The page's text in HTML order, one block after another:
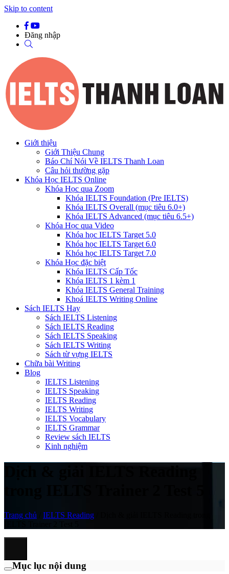
Skip to content
Đăng nhập
Giới thiệu
Giới Thiệu Chung
Báo Chí Nói Về IELTS Thanh Loan
Câu hỏi thường gặp
Khóa Học IELTS Online
Khóa Học qua Zoom
Khóa IELTS Foundation (Pre IELTS)
Khóa IELTS Overall (mục tiêu 6.0+)
Khóa IELTS Advanced (mục tiêu 6.5+)
Khóa Học qua Video
Khóa học IELTS Target 5.0
Khóa học IELTS Target 6.0
Khóa học IELTS Target 7.0
Khóa Học đặc biệt
Khóa IELTS Cấp Tốc
Khóa IELTS 1 kèm 1
Khóa IELTS General Training
Khoá IELTS Writing Online
Sách IELTS Hay
Sách IELTS Listening
Sách IELTS Reading
Sách IELTS Speaking
Sách IELTS Writing
Sách từ vựng IELTS
Chữa bài Writing
Blog
IELTS Listening
IELTS Speaking
IELTS Reading
IELTS Writing
IELTS Vocabulary
IELTS Grammar
Review sách IELTS
Kinh nghiệm
Dịch & giải IELTS Reading
Trang chủ IELTS Reading
Mục lục nội dung